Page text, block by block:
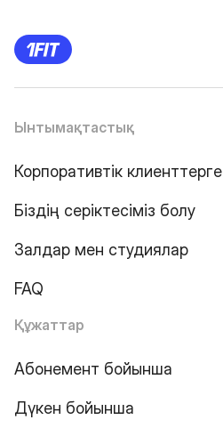
Ынтымақтастық
Корпоративтік клиенттерге
Біздің серіктесіміз болу
Залдар мен студиялар
FAQ
Құжаттар
Абонемент бойынша
Дүкен бойынша